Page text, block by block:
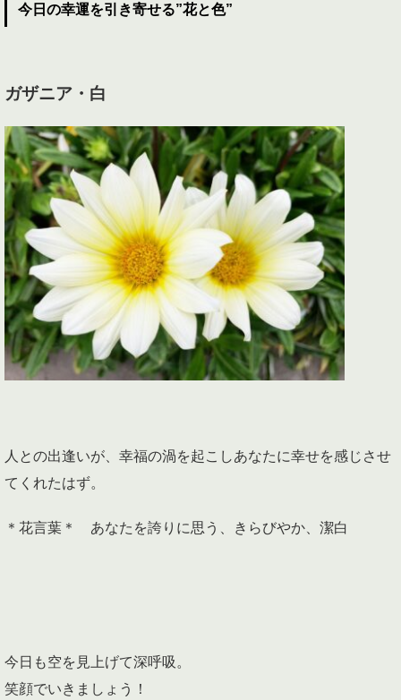
今日の幸運を引き寄せる”花と色”
ガザニア・白
人との出逢いが、幸福の渦を起こしあなたに幸せを感じさせ
てくれたはず。
＊花言葉＊ あなたを誇りに思う、きらびやか、潔白
今日も空を見上げて深呼吸。
笑顔でいきましょう！